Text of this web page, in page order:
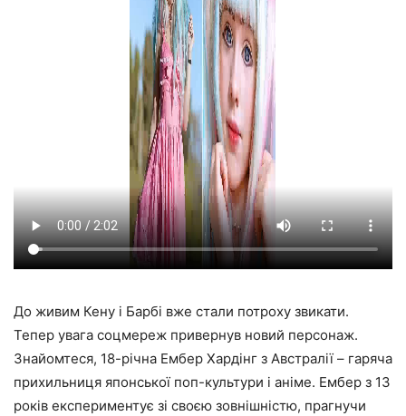
До живим Кену і Барбі вже стали потроху звикати.
Тепер увага соцмереж привернув новий персонаж.
Знайомтеся, 18-річна Ембер Хардінг з Австралії – гаряча
прихильниця японської поп-культури і аніме. Ембер з 13
років експериментує зі своєю зовнішністю, прагнучи